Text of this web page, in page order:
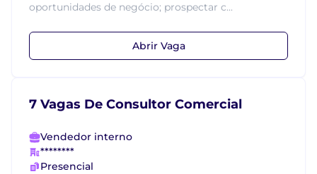
oportunidades de negócio; prospectar c...
Abrir Vaga
7 Vagas De Consultor Comercial
Vendedor interno
********
Presencial